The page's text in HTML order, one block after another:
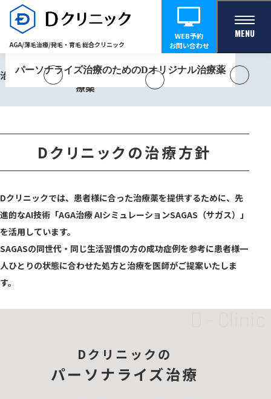
AGA/薄毛治療/発毛・育毛 総合クリニック
WEB予約
お問い合わせ
MENU
AGA治療薬の処方について
パーソナライズ治療のためのDオリジナル治療薬
治療方針
Dオリジナル治
療薬
単剤治療薬
Dクリニックの治療方針
Dクリニックでは、患者様に合った治療薬を提供するために、先
進的なAI技術「AGA治療 AIシミュレーションSAGAS（サガス）」
を活用しています。
SAGASの同世代・同じ生活習慣の方の成功症例を参考に患者様一
人ひとりの状態に合わせた処方と治療を医師がご提案いたしま
す。
Dクリニックの
パーソナライズ治療